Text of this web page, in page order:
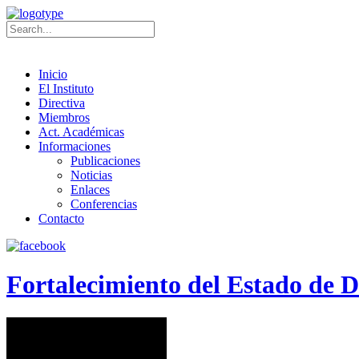
Inicio
El Instituto
Directiva
Miembros
Act. Académicas
Informaciones
Publicaciones
Noticias
Enlaces
Conferencias
Contacto
Fortalecimiento del Estado de